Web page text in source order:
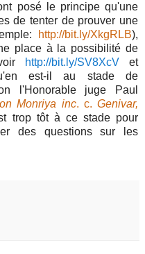
posé le principe qu'une
de tenter de prouver une
http://bit.ly/XkgRLB),
place à la possibilité de
http://bit.ly/SV8XcV et
est-il au stade de
l'Honorable juge Paul
Monriya inc. c. Genivar,
trop tôt à ce stade pour
des questions sur les